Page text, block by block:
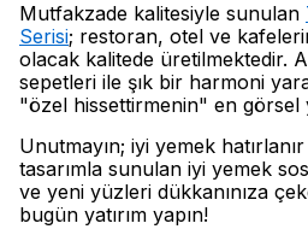
Mutfakzade kalitesiyle sunulan
Serisi; restoran, otel ve
olacak kalitede üretilmektedir.
sepetleri ile şık bir harmoni
"özel hissettirmenin" en görsel
Unutmayın; iyi yemek
tasarımla sunulan iyi yemek
ve yeni yüzleri dükkanınıza
bugün yatırım yapın!